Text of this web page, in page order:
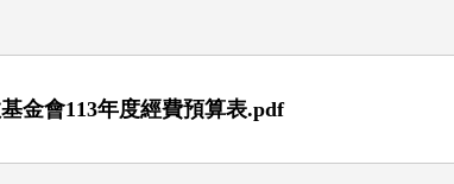
金會113年度經費預算表.pdf